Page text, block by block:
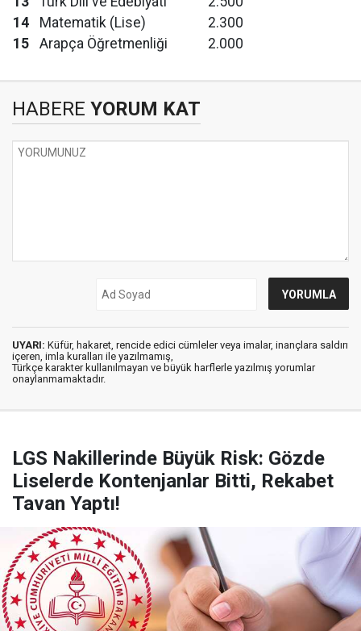
14
Matematik (Lise)
2.300
15
Arapça Öğretmenliği 2.000
HABERE YORUM KAT
UYARI: Küfür, hakaret, rencide edici cümleler veya imalar, inançlara saldırı
içeren, imla kuralları ile yazılmamış,
Türkçe karakter kullanılmayan ve büyük harflerle yazılmış yorumlar
onaylanmamaktadır.
LGS Nakillerinde Büyük Risk: Gözde
Liselerde Kontenjanlar Bitti, Rekabet
Tavan Yaptı!